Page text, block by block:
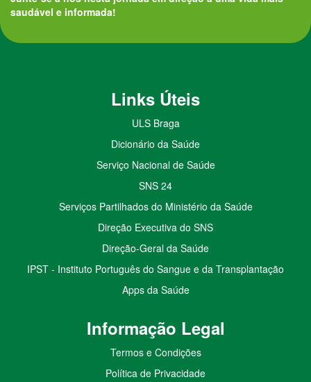
saudável e informada!
Links Úteis
ULS Braga
Dicionário da Saúde
Serviço Nacional de Saúde
SNS 24
Serviços Partilhados do Ministério da Saúde
Direção Executiva do SNS
Direção-Geral da Saúde
IPST - Instituto Português do Sangue e da Transplantação
Apps da Saúde
Informação Legal
Termos e Condições
Política de Privacidade